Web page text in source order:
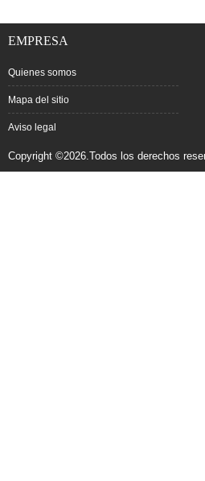
EMPRESA
Quienes somos
Mapa del sitio
Aviso legal
Copyright ©2026.Todos los derechos